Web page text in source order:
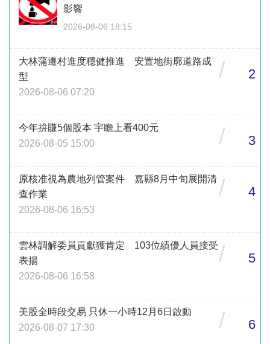
影響
2026-08-06 18:15
大林蒲遷村進度穩健推進 安置地街廓道路成
型
2026-08-06 07:20
/ 2
今年拚賺5個股本 宇瞻上看400元
2026-08-05 15:00
/ 3
原核准視為農地列管案件 嘉縣8月中旬展開清
查作業
2026-08-06 16:53
/ 4
雲林調解委員貢獻獲肯定 103位績優人員接受
表揚
2026-08-06 16:58
/ 5
美股全時段交易 只休一小時12月6日啟動
2026-08-07 17:30
/ 6